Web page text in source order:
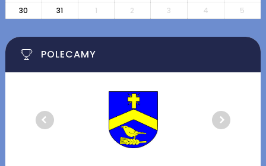
30
31 1 2 3 4 5
POLECAMY